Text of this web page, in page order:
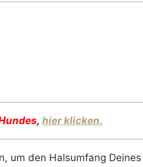
s,hier klicken.
um den Halsumfang